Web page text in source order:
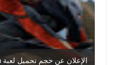
الإعلان عن حجم تحميل لعبة Spider Man